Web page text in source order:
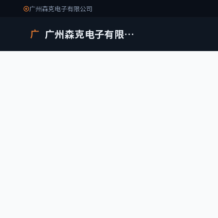
广州森克电子有限公司
广 广州森克电子有限公司